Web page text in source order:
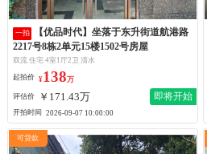
一拍
2217号8栋2单元15楼1502号房屋
双流 住宅 4室1厅2卫 清水
起拍价 ¥138万
评估价 ￥171.43万 即将开始
开拍时间 2026-09-07 10:00:00
可贷款